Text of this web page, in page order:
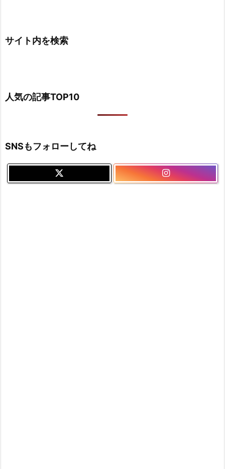
サイト内を検索
人気の記事TOP10
SNSもフォローしてね